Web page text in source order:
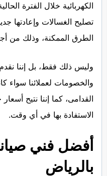
الكهربائية خلال الفترة
تصليح الغسالات وإعادتها
الطرق الممكنة، وذلك من
وليس ذلك فقط، بل إننا
والخصومات لعملائنا سواء
القدامى، كما إننا نتيح
الاستفادة بها في أي وقت.
أفضل فني
بالرياض